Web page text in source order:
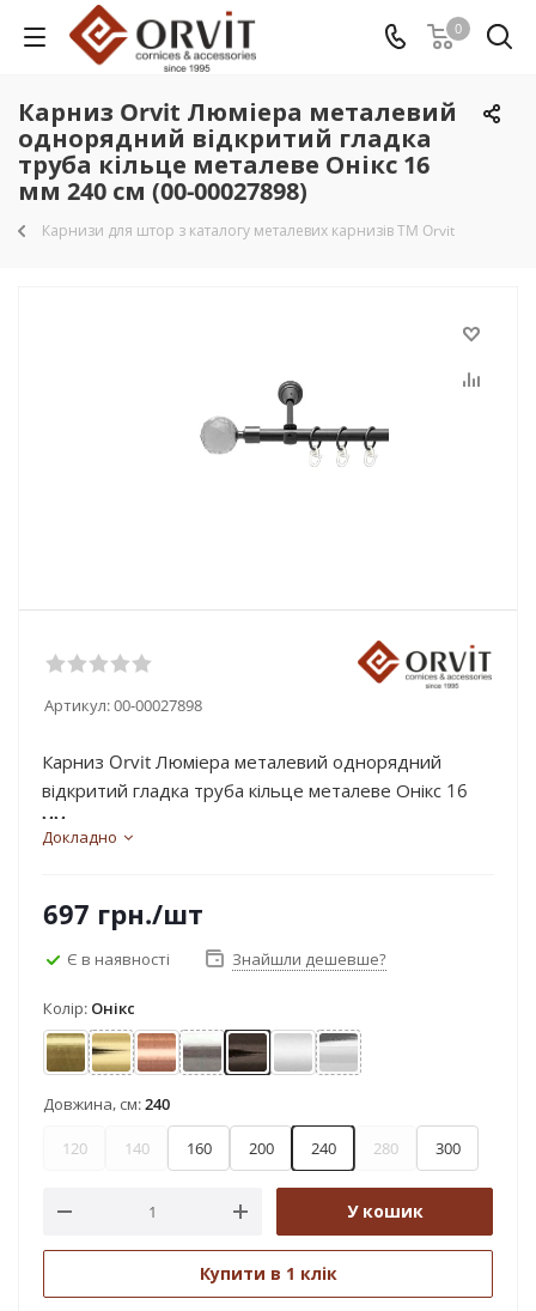
0
Карниз Orvit Люміера металевий
однорядний відкритий гладка
труба кільце металеве Онікс 16
мм 240 см (00-00027898)
Карнизи для штор з каталогу металевих карнизів TM Orvit
Артикул:00-00027898
Карниз Orvit Люміера металевий однорядний
відкритий гладка труба кільце металеве Онікс 16
мм...
Докладно
697 грн./шт
Є в наявності Знайшли дешевше?
Колір: Онікс
АнтикЗолотоМідьНержавіюча сталь
ОніксСатин Хром
Довжина, см:240
120 140 160 200 240 280 300
У кошик
Купити в 1 клік